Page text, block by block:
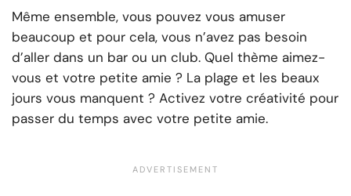
Même ensemble, vous pouvez vous amuser
beaucoup et pour cela, vous n’avez pas besoin
d’aller dans un bar ou un club. Quel thème aimez-
vous et votre petite amie ? La plage et les beaux
jours vous manquent ? Activez votre créativité pour
passer du temps avec votre petite amie.